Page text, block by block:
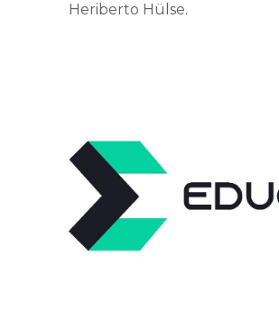
Heriberto Hülse.